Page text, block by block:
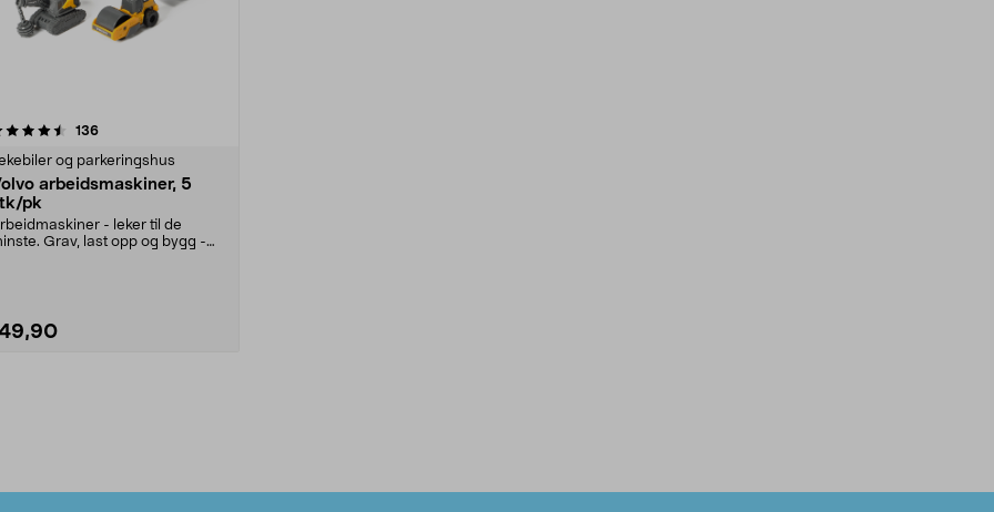
136anmeldelser
og parkeringshus
arbeidsmaskiner, 5
pk
- leker til de
Grav, last opp og bygg -